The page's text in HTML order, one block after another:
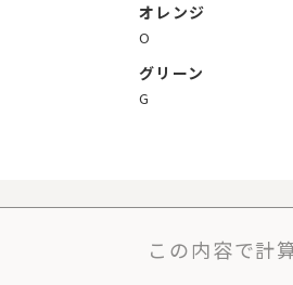
オレンジ
O
グリーン
G
この内容で計